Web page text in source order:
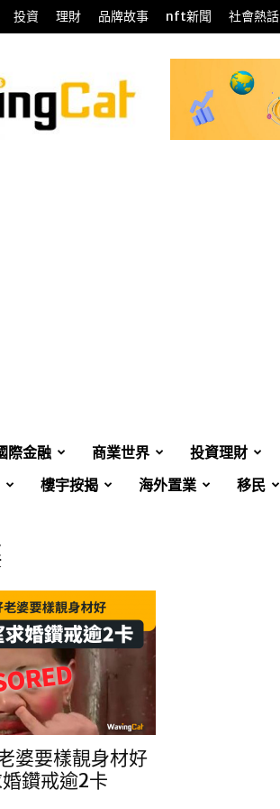
投資 理財 品牌故事 nft新聞 社會熱話
際金融 商業世界 投資理財
樓宇按揭 海外置業 移民
婆要樣靚身材好
鑽戒逾2卡